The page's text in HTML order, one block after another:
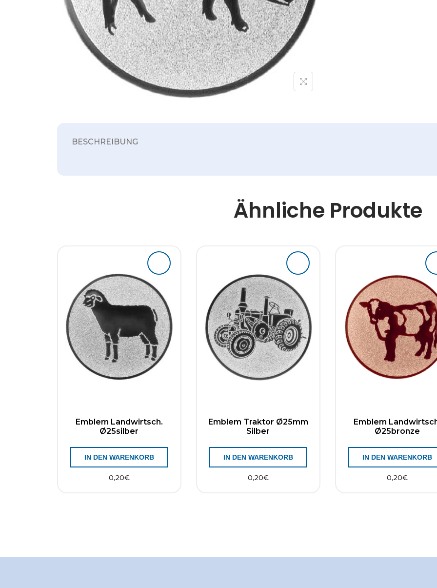
BESCHREIBUNG
Ähnliche Produkte
Emblem Landwirtsch.
Ø25silber
0,20€
IN DEN WARENKORB
Emblem Traktor Ø25mm
Silber
0,20€
IN DEN WARENKORB
Emblem
Ø25bronze
0,20€
IN DEN WARENKORB